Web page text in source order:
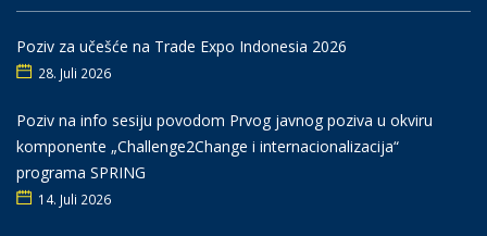
Poziv za učešće na Trade Expo Indonesia 2026
28. Juli 2026
Poziv na info sesiju povodom Prvog javnog poziva u okviru
komponente „Challenge2Change i internacionalizacija“
programa SPRING
14. Juli 2026